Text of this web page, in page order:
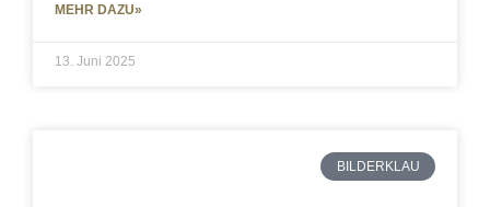
MEHR DAZU»
13. Juni 2025
BILDERKLAU